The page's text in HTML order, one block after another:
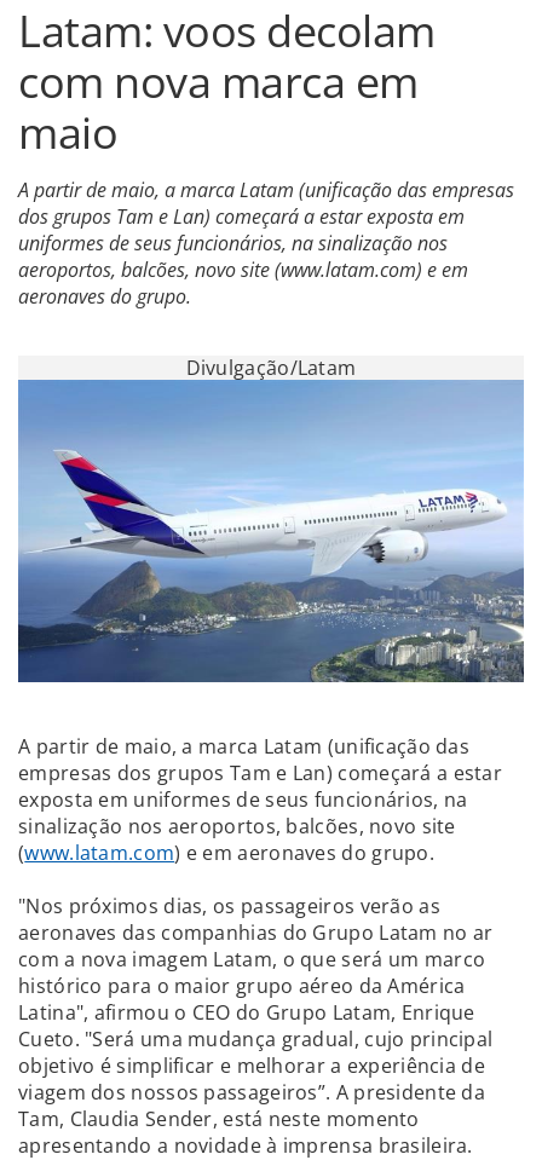
Latam: voos decolam
com nova marca em
maio
A partir de maio, a marca Latam (unificação das empresas
dos grupos Tam e Lan) começará a estar exposta em
uniformes de seus funcionários, na sinalização nos
aeroportos, balcões, novo site (www.latam.com) e em
aeronaves do grupo.
Divulgação/Latam
A partir de maio, a marca Latam (unificação das
empresas dos grupos Tam e Lan) começará a estar
exposta em uniformes de seus funcionários, na
sinalização nos aeroportos, balcões, novo site
(www.latam.com) e em aeronaves do grupo.
"Nos próximos dias, os passageiros verão as
aeronaves das companhias do Grupo Latam no ar
com a nova imagem Latam, o que será um marco
histórico para o maior grupo aéreo da América
Latina", afirmou o CEO do Grupo Latam, Enrique
Cueto. "Será uma mudança gradual, cujo principal
objetivo é simplificar e melhorar a experiência de
viagem dos nossos passageiros”. A presidente da
Tam, Claudia Sender, está neste momento
apresentando a novidade à imprensa brasileira.